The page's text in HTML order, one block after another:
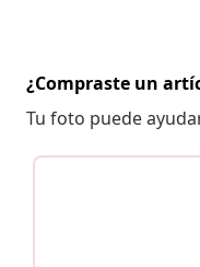
¿Compraste un
Tu foto puede